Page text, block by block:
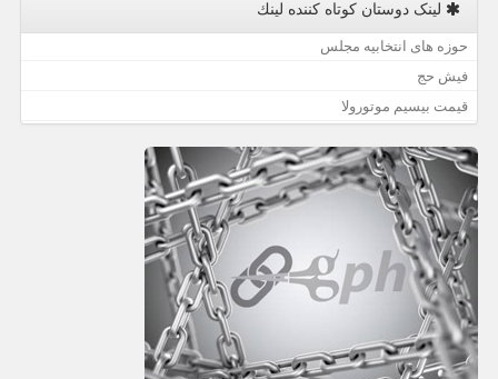
لینک دوستان كوتاه كننده لینك
حوزه های انتخابیه مجلس
فیش حج
قیمت بیسیم موتورولا